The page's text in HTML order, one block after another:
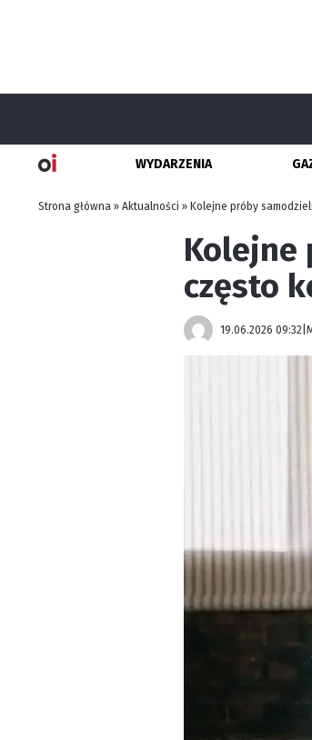
WYDARZENIA
Strona główna » Aktualności » Kolejne próby
Kolejne
często
19.06.2026 09:32